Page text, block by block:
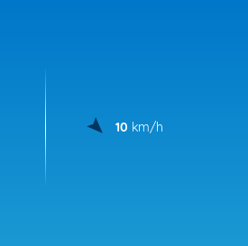
10 km/h